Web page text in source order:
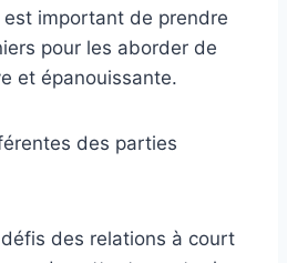
important de prendre
pour les aborder de
et épanouissante.
des parties
défis des relations à court